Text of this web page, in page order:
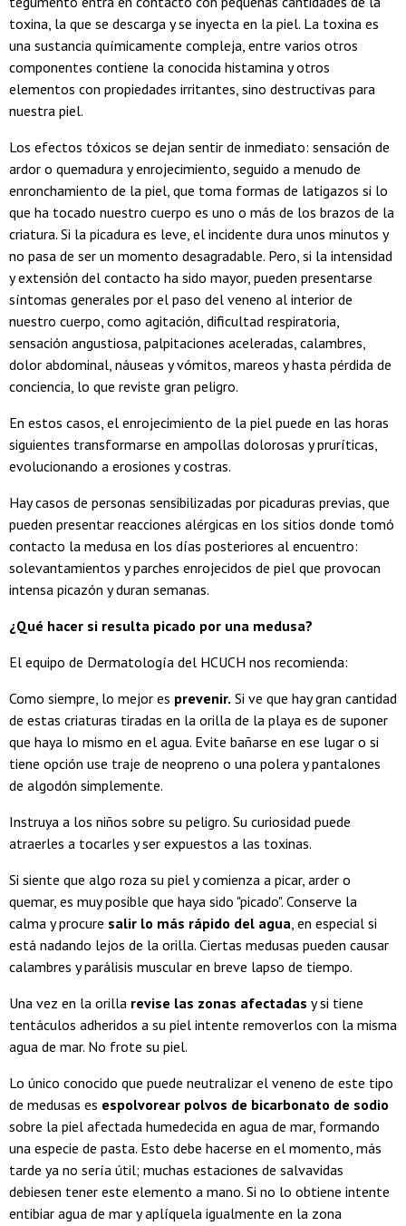
toxina, la que se descarga y se inyecta en la piel. La toxina es
una sustancia químicamente compleja, entre varios otros
componentes contiene la conocida histamina y otros
elementos con propiedades irritantes, sino destructivas para
nuestra piel.
Los efectos tóxicos se dejan sentir de inmediato: sensación de
ardor o quemadura y enrojecimiento, seguido a menudo de
enronchamiento de la piel, que toma formas de latigazos si lo
que ha tocado nuestro cuerpo es uno o más de los brazos de la
criatura. Si la picadura es leve, el incidente dura unos minutos y
no pasa de ser un momento desagradable. Pero, si la intensidad
y extensión del contacto ha sido mayor, pueden presentarse
síntomas generales por el paso del veneno al interior de
nuestro cuerpo, como agitación, dificultad respiratoria,
sensación angustiosa, palpitaciones aceleradas, calambres,
dolor abdominal, náuseas y vómitos, mareos y hasta pérdida de
conciencia, lo que reviste gran peligro.
En estos casos, el enrojecimiento de la piel puede en las horas
siguientes transformarse en ampollas dolorosas y pruríticas,
evolucionando a erosiones y costras.
Hay casos de personas sensibilizadas por picaduras previas, que
pueden presentar reacciones alérgicas en los sitios donde tomó
contacto la medusa en los días posteriores al encuentro:
solevantamientos y parches enrojecidos de piel que provocan
intensa picazón y duran semanas.
¿Qué hacer si resulta picado por una medusa?
El equipo de Dermatología del HCUCH nos recomienda:
Como siempre, lo mejor es prevenir. Si ve que hay gran cantidad
de estas criaturas tiradas en la orilla de la playa es de suponer
que haya lo mismo en el agua. Evite bañarse en ese lugar o si
tiene opción use traje de neopreno o una polera y pantalones
de algodón simplemente.
Instruya a los niños sobre su peligro. Su curiosidad puede
atraerles a tocarles y ser expuestos a las toxinas.
Si siente que algo roza su piel y comienza a picar, arder o
quemar, es muy posible que haya sido "picado". Conserve la
calma y procure salir lo más rápido del agua , en especial si
está nadando lejos de la orilla. Ciertas medusas pueden causar
calambres y parálisis muscular en breve lapso de tiempo.
Una vez en la orilla revise las zonas afectadas y si tiene
tentáculos adheridos a su piel intente removerlos con la misma
agua de mar. No frote su piel.
Lo único conocido que puede neutralizar el veneno de este tipo
de medusas es espolvorear polvos de bicarbonato de sodio
sobre la piel afectada humedecida en agua de mar, formando
una especie de pasta. Esto debe hacerse en el momento, más
tarde ya no sería útil; muchas estaciones de salvavidas
debiesen tener este elemento a mano. Si no lo obtiene intente
entibiar agua de mar y aplíquela igualmente en la zona